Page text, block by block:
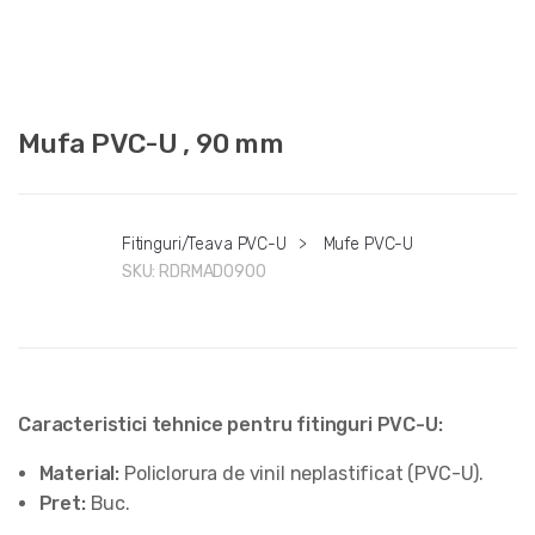
Mufa PVC-U , 90 mm
Fitinguri/Teava PVC-U >
Mufe PVC-U
SKU: RDRMAD0900
Caracteristici tehnice pentru fitinguri PVC-U:
Material: Policlorura de vinil neplastificat (PVC-U).
Pret: Buc.